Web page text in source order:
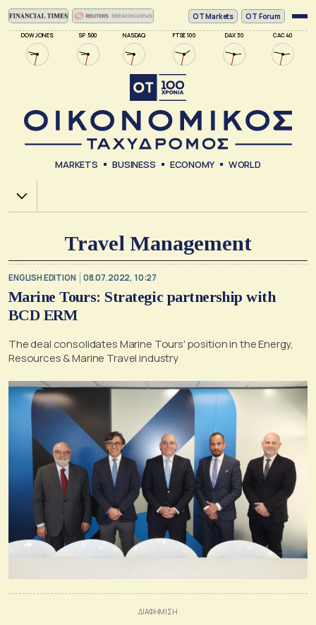
DOW JONES SP 500 NASDAQ FTSE 100 DAX 30 CAC 40
ΟΤ Markets OT Forum
MARKETS BUSINESS ECONOMY WORLD
Χ.Α.
Travel Management
ENGLISH EDITION 08.07.2022, 10:27
Marine Tours: Strategic partnership with
BCD ERM
The deal consolidates Marine Tours' position in the Energy,
Resources & Marine Travel industry